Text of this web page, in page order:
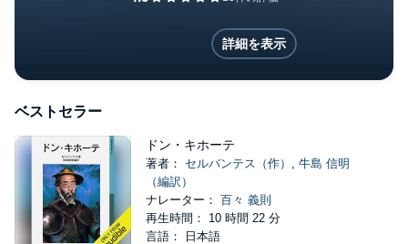
ドン・キホーテ
詳細を表示
ベストセラー
ドン・キホーテ
著者： セルバンテス（作） , 牛島 信明
（編訳）
ナレーター： 百々 義則
再生時間： 10 時間 22 分
言語： 日本語